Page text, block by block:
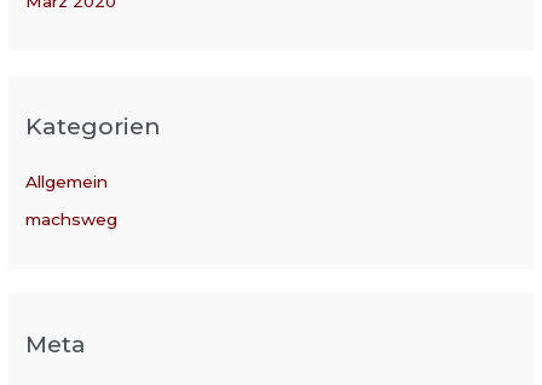
Kategorien
Allgemein
machsweg
Meta